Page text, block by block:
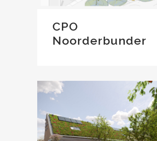
CPO
Noorderbunder